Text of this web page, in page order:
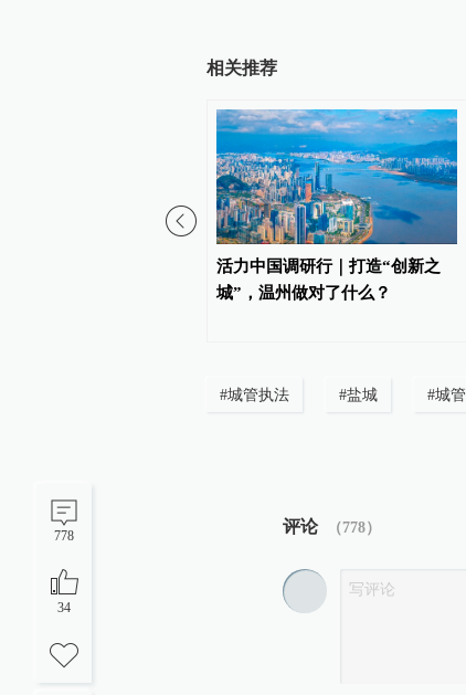
778
34
相关推荐
活力中国调研行｜打造“创新之
城”，温州做对了什么？
#城管执法 #盐城 #城管
评论 （778）